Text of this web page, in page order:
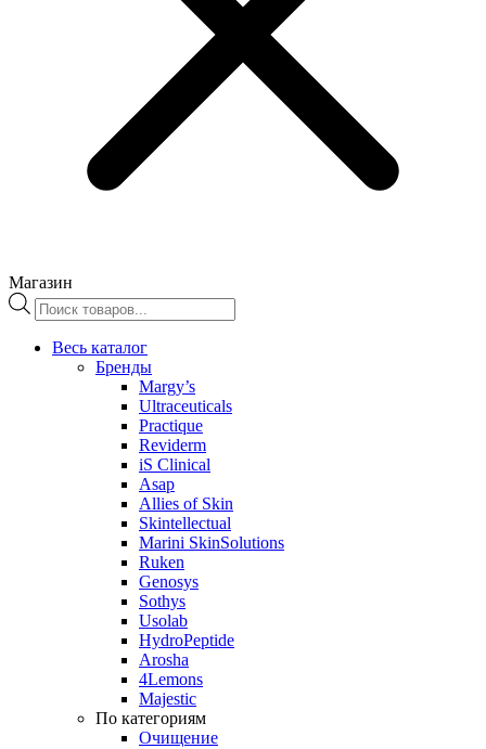
Магазин
Поиск
товаров
Весь каталог
Бренды
Margy’s
Ultraceuticals
Practique
Reviderm
iS Clinical
Asap
Allies of Skin
Skintellectual
Marini SkinSolutions
Ruken
Genosys
Sothys
Usolab
HydroPeptide
Arosha
4Lemons
Majestic
По категориям
Очищение